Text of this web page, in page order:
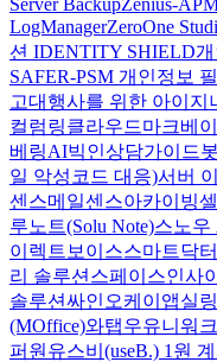
LogManagerZeroOne
션 IDENTITY SHIELD
SAFER-PSM 개인정보
고대행사를 위한 아이지
컬럼링클라우드마크베
베링AI빅인상담가이드
일 악성코드 대응)서버
센스메일센스아카이빙
루노트(Solu Note)스노우
이렉트보이스스마트닥터
리 솔루션 스페이스인사
솔루션싸인오케이 앱실링
(MOffice)와탭우유니 워
퍼원 유스비(useB.) 1원